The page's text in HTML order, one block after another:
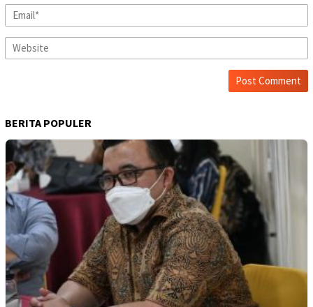
BERITA POPULER